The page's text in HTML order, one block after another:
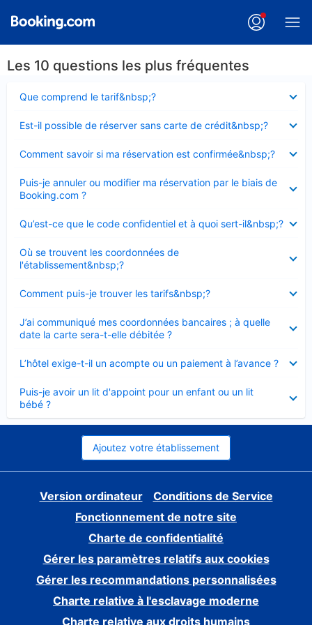
Les 10 questions les plus fréquentes
Que comprend le tarif&nbsp;?
fermé
Est-il possible de réserver sans carte de crédit&nbsp;?
fermé
Comment savoir si ma réservation est confirmée&nbsp;?
fermé
Puis-je annuler ou modifier ma réservation par le biais de
Booking.com ?
fermé
Qu’est-ce que le code confidentiel et à quoi sert-il&nbsp;?
fermé
Où se trouvent les coordonnées de
l'établissement&nbsp;?
fermé
Comment puis-je trouver les tarifs&nbsp;?
fermé
J’ai communiqué mes coordonnées bancaires ; à quelle
date la carte sera-t-elle débitée ?
fermé
L’hôtel exige-t-il un acompte ou un paiement à l’avance ?
fermé
Puis-je avoir un lit d'appoint pour un enfant ou un lit
bébé ?
fermé
Ajoutez votre établissement
Version ordinateur
Conditions de Service
Fonctionnement de notre site
Charte de confidentialité
Gérer les paramètres relatifs aux cookies
Gérer les recommandations personnalisées
Charte relative à l'esclavage moderne
Charte relative aux droits humains